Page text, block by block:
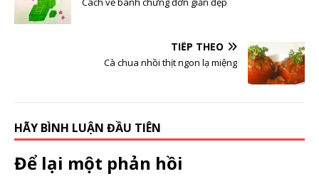
TIẾP THEO
Cà chua nhồi thịt ngon lạ miệng
HÃY BÌNH LUẬN ĐẦU TIÊN
Để lại một phản hồi